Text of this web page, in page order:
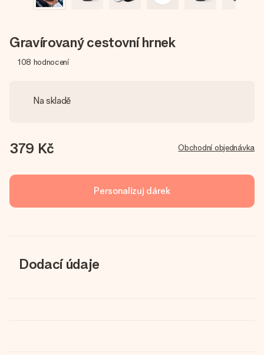
Gravírovaný cestovní hrnek
108 hodnocení
Na skladě
379 Kč Obchodní objednávka
Personalizuj dárek
Dodací údaje